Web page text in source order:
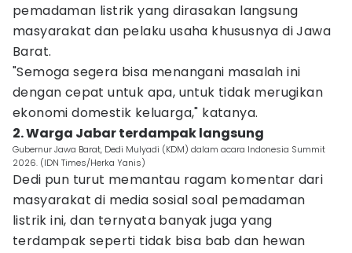
pemadaman listrik yang dirasakan langsung
masyarakat dan pelaku usaha khususnya di Jawa
Barat.
"Semoga segera bisa menangani masalah ini
dengan cepat untuk apa, untuk tidak merugikan
ekonomi domestik keluarga," katanya.
2. Warga Jabar terdampak langsung
Gubernur Jawa Barat, Dedi Mulyadi (KDM) dalam acara Indonesia Summit
2026. (IDN Times/Herka Yanis)
Dedi pun turut memantau ragam komentar dari
masyarakat di media sosial soal pemadaman
listrik ini, dan ternyata banyak juga yang
terdampak seperti tidak bisa bab dan hewan